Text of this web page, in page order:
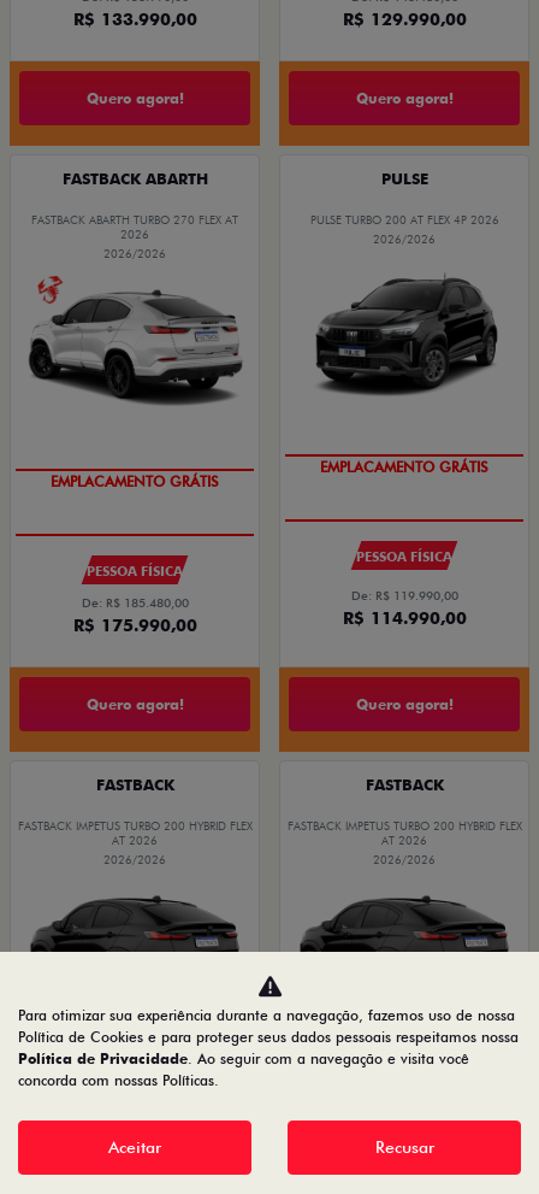
R$ 133.990,00
Quero agora!
R$ 129.990,00
Quero agora!
FASTBACK ABARTH
FASTBACK ABARTH TURBO 270 FLEX AT
2026
2026/2026
EMPLACAMENTO GRÁTIS
PESSOA FÍSICA
De: R$ 185.480,00
R$ 175.990,00
Quero agora!
PULSE
PULSE TURBO 200 AT FLEX 4P 2026
2026/2026
EMPLACAMENTO GRÁTIS
PESSOA FÍSICA
De: R$ 119.990,00
R$ 114.990,00
Quero agora!
FASTBACK
FASTBACK IMPETUS TURBO 200 HYBRID FLEX
AT 2026
2026/2026
PESSOA FÍSICA
FASTBACK
FASTBACK IMPETUS TURBO 200 HYBRID FLEX
AT 2026
2026/2026
PESSOA FÍSICA
Para otimizar sua experiência durante a navegação, fazemos uso de nossa
Política de Cookies e para proteger seus dados pessoais respeitamos nossa
Política de Privacidade. Ao seguir com a navegação e visita você
concorda com nossas Políticas.
Aceitar Recusar